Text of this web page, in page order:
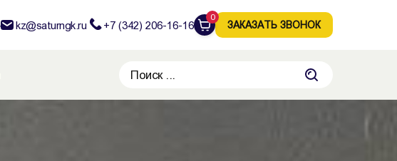
kz@saturngk.ru +7 (342) 206-16-16
0
ЗАКАЗАТЬ ЗВОНОК